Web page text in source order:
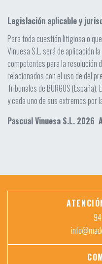
Legislación aplicable y
Para toda cuestión litigiosa o
Vinuesa S.L. será de aplicación
competentes para la resolución
relacionados con el uso de del
Tribunales de BURGOS
y cada uno de sus extremos por
Pascual Vinuesa S.L. 2026